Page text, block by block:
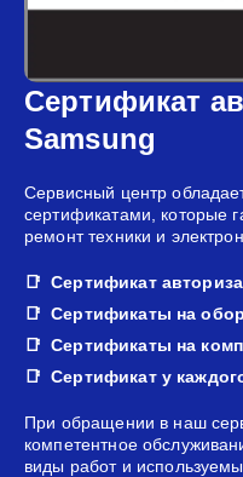
Сертификат
Samsung
Сервисный центр
сертификатами, которые
ремонт техники и
Сертификат
Сертификаты на
Сертификаты на
Сертификат у
При обращении в наш
компетентное
виды работ и